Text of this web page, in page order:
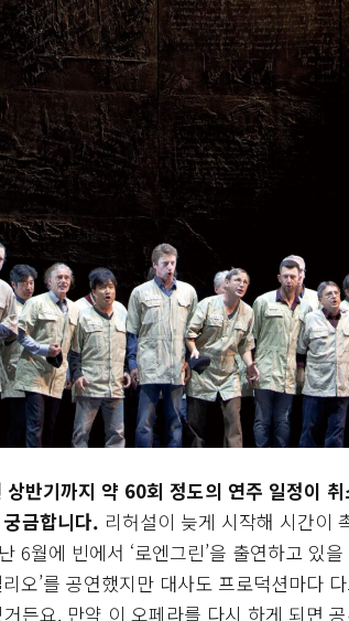
반기까지 약 60회 정도의 연주 일정이
금합니다. 리허설이 늦게 시작해 시간이
6월에 빈에서 ‘로엔그린’을 출연하고 있
오’를 공연했지만 대사도 프로덕션마다
든요. 만약 이 오페라를 다시 하게 되면